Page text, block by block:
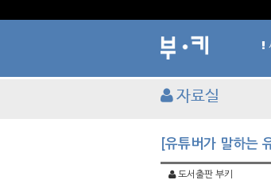
자료실
[유튜버가 말하는
도서출판 부키